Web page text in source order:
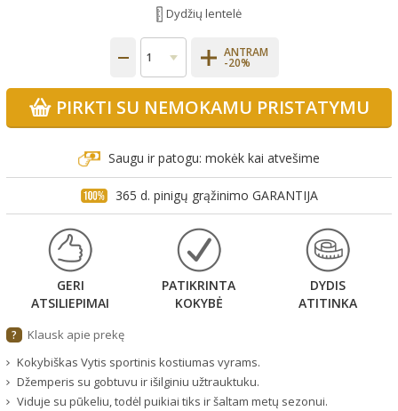
Dydžių lentelė
ANTRAM
-20%
PIRKTI SU NEMOKAMU PRISTATYMU
Saugu ir patogu: mokėk kai atvešime
365 d. pinigų grąžinimo GARANTIJA
GERI
ATSILIEPIMAI
PATIKRINTA
KOKYBĖ
DYDIS
ATITINKA
?
Klausk apie prekę
Kokybiškas Vytis sportinis kostiumas vyrams.
Džemperis su gobtuvu ir išilginiu užtrauktuku.
Viduje su pūkeliu, todėl puikiai tiks ir šaltam metų sezonui.